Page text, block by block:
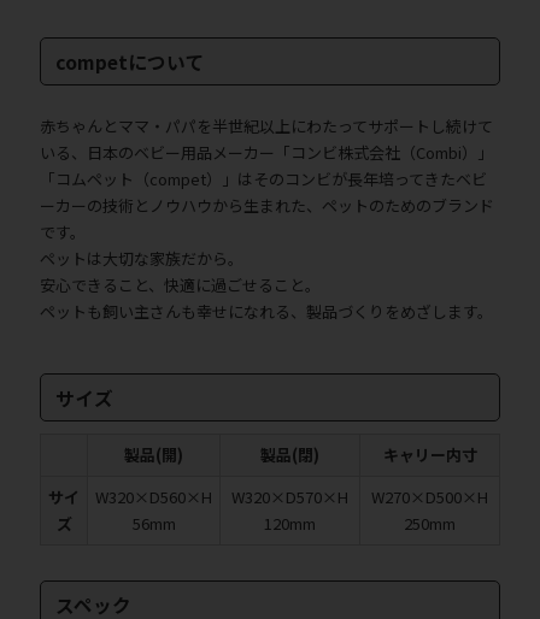
competについて
赤ちゃんとママ・パパを半世紀以上にわたってサポートし続けて
いる、日本のベビー用品メーカー「コンビ株式会社（Combi）」
「コムペット（compet）」はそのコンビが長年培ってきたベビ
ーカーの技術とノウハウから生まれた、ペットのためのブランド
です。
ペットは大切な家族だから。
安心できること、快適に過ごせること。
ペットも飼い主さんも幸せになれる、製品づくりをめざします。
サイズ
製品(開) 製品(閉)
キャリー内寸
サイ
ズ
W320×D560×H
56mm
W320×D570×H
120mm
W270×D500×H
250mm
スペック